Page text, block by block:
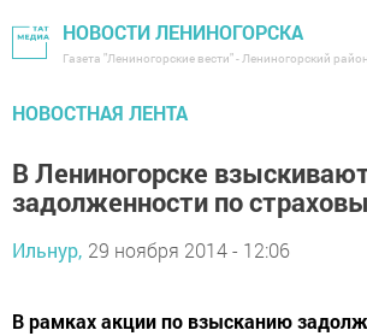
НОВОСТИ ЛЕНИНОГОРСКА
Газета "Лениногорские вести" - Лениногорский район
НОВОСТНАЯ ЛЕНТА
В Лениногорске
задолженности по
Ильнур, 29 ноября 2014 - 12:06
В рамках акции по взысканию